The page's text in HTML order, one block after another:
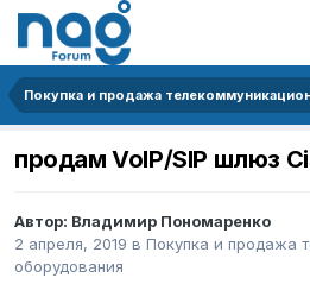
продам VoIP/SIP шлюз
Автор: Владимир Пономаренко
2 апреля, 2019 в Покупка и продажа
оборудования